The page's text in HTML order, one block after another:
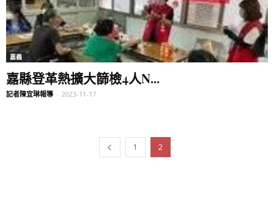
嘉義
嘉縣登革熱擴大篩檢4人N...
記者陳宜琳報導 - 2023-11-17
1 2